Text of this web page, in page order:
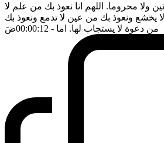
ولا محروما. اللهم انا نعوذ بك من علم لا
يخشع ونعوذ بك من عين لا تدمع ونعوذ بك
من دعوة لا يستجاب لها. اما - 00:00:12 ضَ